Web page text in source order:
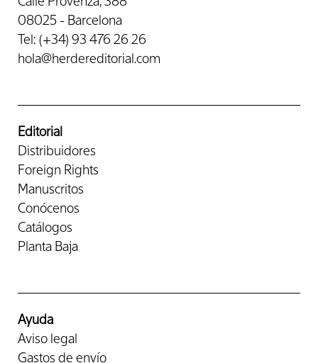
08025 - Barcelona
Tel: (+34) 93 476 26 26
hola@herdereditorial.com
Editorial
Distribuidores
Foreign Rights
Manuscritos
Conócenos
Catálogos
Planta Baja
Ayuda
Aviso legal
Gastos de envío